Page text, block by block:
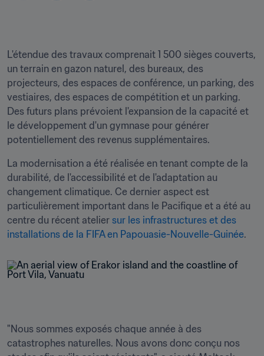
L'étendue des travaux comprenait 1 500 sièges couverts,
un terrain en gazon naturel, des bureaux, des
projecteurs, des espaces de conférence, un parking, des
vestiaires, des espaces de compétition et un parking.
Des futurs plans prévoient l'expansion de la capacité et
le développement d'un gymnase pour générer
potentiellement des revenus supplémentaires.
La modernisation a été réalisée en tenant compte de la
durabilité, de l'accessibilité et de l'adaptation au
changement climatique. Ce dernier aspect est
particulièrement important dans le Pacifique et a été au
centre du récent atelier sur les infrastructures et des
installations de la FIFA en Papouasie-Nouvelle-Guinée.
"Nous sommes exposés chaque année à des
catastrophes naturelles. Nous avons donc conçu nos